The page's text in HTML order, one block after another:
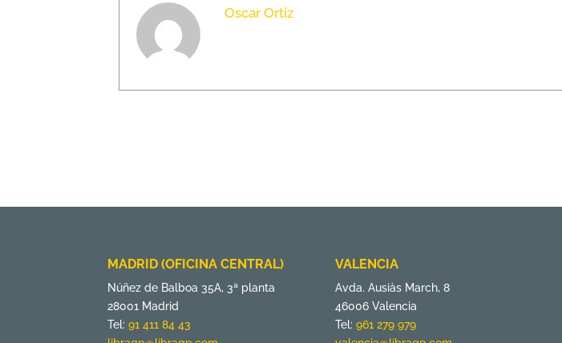
Oscar Ortiz
MADRID (OFICINA CENTRAL)
Núñez de Balboa 35A, 3ª planta
28001 Madrid
Tel:91 411 84 43
VALENCIA
Avda. Ausiàs March, 8
46006 Valencia
Tel: 961 279 979